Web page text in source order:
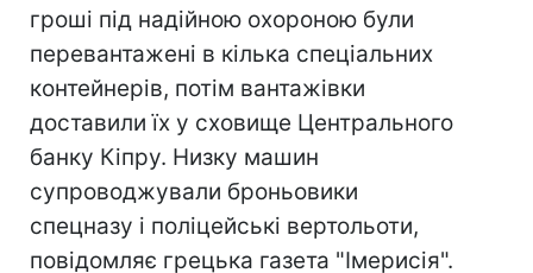
гроші під надійною охороною були
перевантажені в кілька спеціальних
контейнерів, потім вантажівки
доставили їх у сховище Центрального
банку Кіпру. Низку машин
супроводжували броньовики
спецназу і поліцейські вертольоти,
повідомляє грецька газета "Імерисія".